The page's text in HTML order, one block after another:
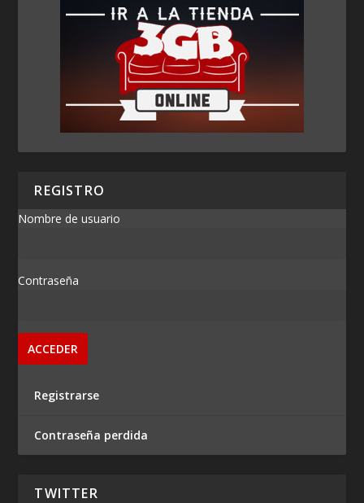
REGISTRO
Nombre de usuario
Contraseña
Registrarse
Contraseña perdida
TWITTER